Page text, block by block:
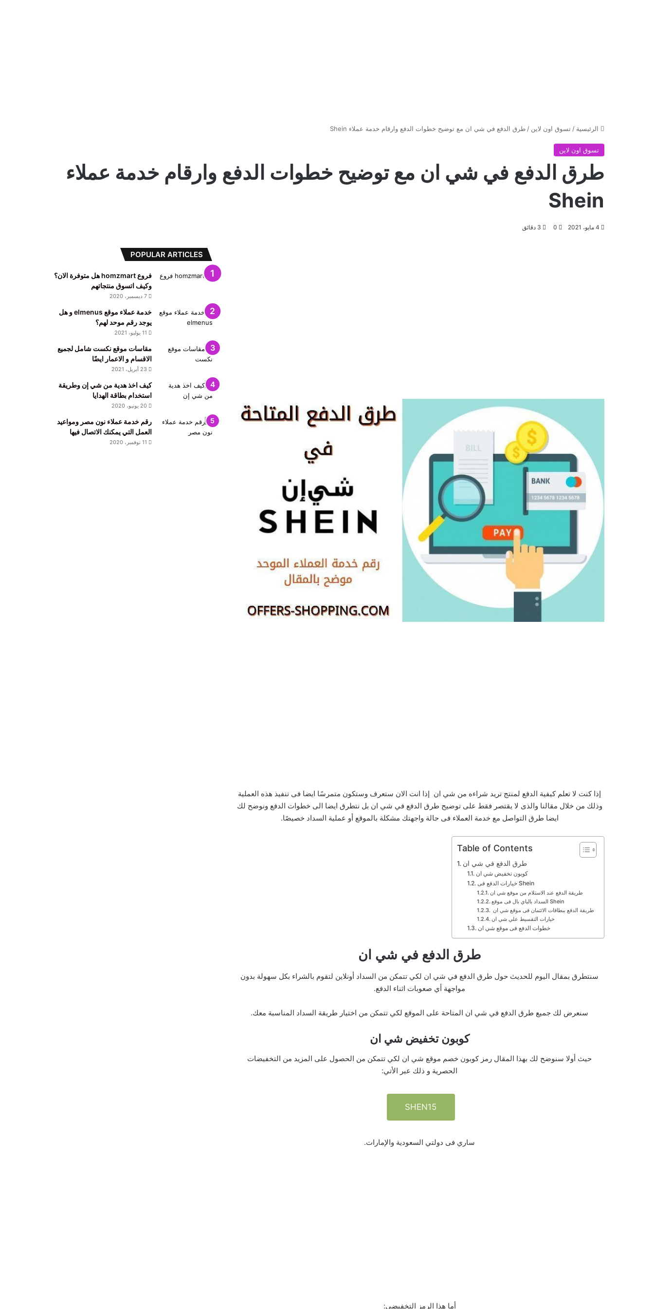
الرئيسية / تسوق اون لاين / طرق الدفع في شي ان مع توضيح خطوات الدفع وارقام خدمة عملاء Shein
تسوق اون لاين
طرق الدفع في شي ان مع توضيح خطوات الدفع وارقام خدمة عملاء
Shein
4 مايو، 2021 0
إذا كنت لا تعلم كيفية الدفع لمنتج تريد شراءه من شي ان إذا انت الان ستعرف وستكون متمرسًا ايضا فى تنفيذ هذه العملية
وذلك من خلال مقالنا والذى لا يقتصر فقط على توضيح طرق الدفع في شي ان بل نتطرق ايضا الى خطوات الدفع ونوضح لك
ايضا طرق التواصل مع خدمة العملاء فى حالة واجهتك مشكلة بالموقع أو عملية السداد خصيصًا.
Table of Contents
طرق الدفع في شي ان
كوبون تخفيض شي ان
خيارات الدفع فى Shein
طريقة الدفع عند الاستلام من موقع شي ان
السداد بالباي بال فى موقع Shein
طريقة الدفع ببطاقات الائتمان فى موقع شي ان
خطوات الدفع فى موقع شي ان
طرق الدفع في شي ان
سنتطرق بمقال اليوم للحديث حول طرق الدفع في شي ان لكي تتمكن من السداد أونلاين لتقوم بالشراء بكل سهولة بدون
مواجهة أي صعوبات اثناء الدفع.
سنعرض لك جميع طرق الدفع في شي ان المتاحة على الموقع لكي تتمكن من اختيار طريقة السداد المناسبة معك.
كوبون تخفيض شي ان
حيث أولا سنوضح لك بهذا المقال رمز كوبون خصم موقع شي ان لكي تتمكن من الحصول على المزيد من التخفيضات
الحصرية و ذلك عبر الأتي:
SHEN15
ساري فى دولتي السعودية والإمارات.
أما هذا الرمز التخفيضي:
POPULAR ARTICLES
فروع homzmart هل متوفرة الان؟
وكيف اتسوق منتجاتهم
7 ديسمبر، 2020
خدمة عملاء موقع elmenus و هل
يوجد رقم موحد لهم؟
11 يوليو، 2021
مقاسات موقع نكست شامل لجميع
الاقسام و الاعمار ايضًا
23 أبريل، 2021
كيف اخذ هدية من شي إن وطريقة
استخدام بطاقة الهدايا
20 يونيو، 2020
رقم خدمة عملاء نون مصر ومواعيد
العمل التي يمكنك الاتصال فيها
11 نوفمبر، 2020